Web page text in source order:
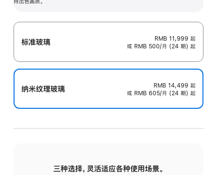
持出色画质。
开
标准玻璃 RMB 11,999 起
或 RMB 500/月 (24 期) 起
纳米纹理玻璃 RMB 14,499 起
或 RMB 605/月 (24 期) 起
三种选择，灵活适应各种使用场景。